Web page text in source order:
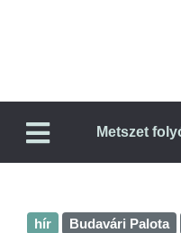
Metszet
hír Budavári Palota